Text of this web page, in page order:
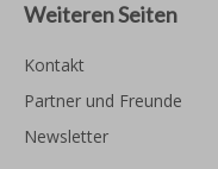
Weiteren Seiten
Kontakt
Partner und Freunde
Newsletter